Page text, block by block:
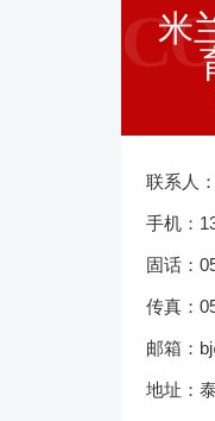
米
联系人
手机：
固话：
传真：
邮箱：
地址：